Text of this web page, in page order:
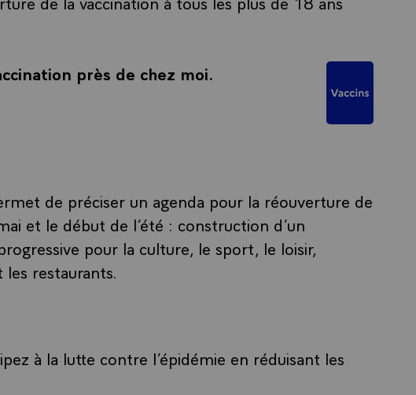
près de chez moi.
près de chez moi.
de préciser un agenda pour la réouverture de
et le début de l’été : construction d’un
pour la culture, le sport, le loisir,
les restaurants.
à la lutte contre l’épidémie en réduisant les